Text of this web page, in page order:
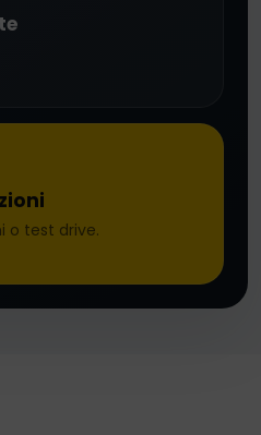
o test drive.